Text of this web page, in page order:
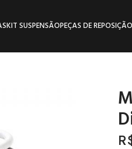
KIT SUSPENSÃOPEÇAS DE REPOSIÇÃO